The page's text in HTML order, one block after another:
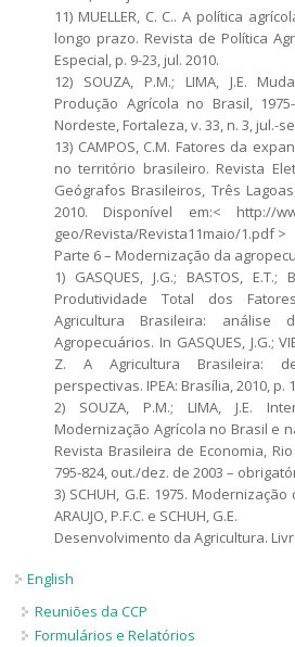
11) MUELLER, C. C.. A política
longo prazo. Revista de Política
Especial, p. 9-23, jul. 2010.
12) SOUZA, P.M.; LIMA, J.E.
Produção Agrícola no Brasil,
Nordeste, Fortaleza, v. 33, n. 3, jul.-
13) CAMPOS, C.M. Fatores da
no território brasileiro. Revista
Geógrafos Brasileiros, Três
2010. Disponível em:< http://
geo/Revista/Revista11maio/1.pdf >
Parte 6 – Modernização da
1) GASQUES, J.G.; BASTOS, E.T.;
Produtividade Total dos
Agricultura Brasileira: análise
Agropecuários. In GASQUES, J.G.;
Z. A Agricultura Brasileira:
perspectivas. IPEA: Brasília, 2010, p.
2) SOUZA, P.M.; LIMA, J.E.
Modernização Agrícola no Brasil e
Revista Brasileira de Economia,
795-824, out./dez. de 2003 –
3) SCHUH, G.E. 1975.
ARAUJO, P.F.C. e SCHUH, G.E.
Desenvolvimento da Agricultura.
English
Reuniões da CCP
Formulários e Relatórios